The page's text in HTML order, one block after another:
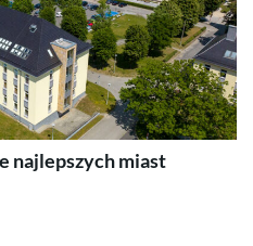
najlepszych miast